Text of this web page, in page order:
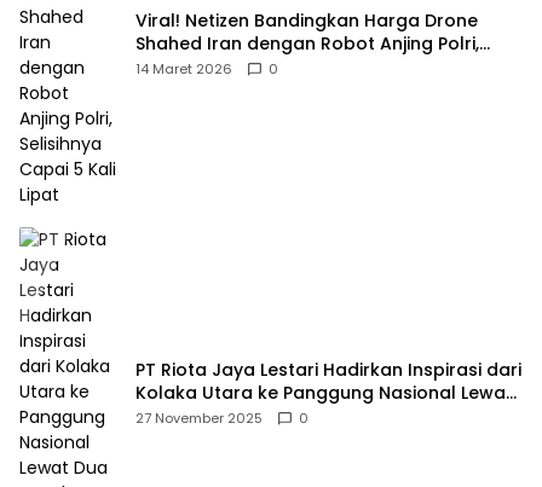
Viral! Netizen Bandingkan Harga Drone
Shahed Iran dengan Robot Anjing Polri,
Selisihnya Capai 5 Kali Lipat
14 Maret 2026 0
PT Riota Jaya Lestari Hadirkan Inspirasi dari
Kolaka Utara ke Panggung Nasional Lewat
Dua Penghargaan Bergengsi
27 November 2025 0